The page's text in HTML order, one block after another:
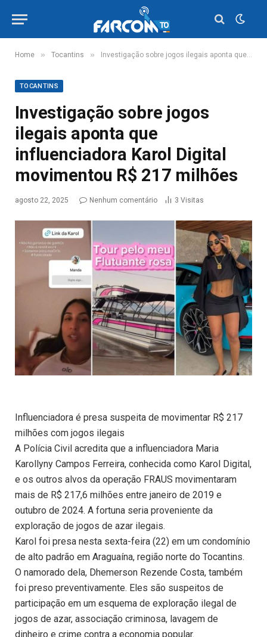
Home » Tocantins » Investigação sobre jogos ilegais aponta que influenciadora Karol Digital movimentou R$ 217 milhões
TOCANTINS
Investigação sobre jogos
ilegais aponta que
influenciadora Karol Digital
movimentou R$ 217 milhões
agosto 22, 2025 Nenhum comentário 3 Visitas
Influenciadora é presa suspeita de movimentar R$ 217
milhões com jogos ilegais
A Polícia Civil acredita que a influenciadora Maria
Karollyny Campos Ferreira, conhecida como Karol Digital,
e os outros alvos da operação FRAUS movimentaram
mais de R$ 217,6 milhões entre janeiro de 2019 e
outubro de 2024. A fortuna seria proveniente da
exploração de jogos de azar ilegais.
Karol foi presa nesta sexta-feira (22) em um condomínio
de alto padrão em Araguaína, região norte do Tocantins.
O namorado dela, Dhemerson Rezende Costa, também
foi preso preventivamente. Eles são suspeitos de
participação em um esquema de exploração ilegal de
jogos de azar, associação criminosa, lavagem de
dinheiro e crime contra a economia popular.